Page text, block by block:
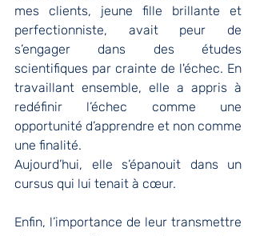
mes clients, jeune fille brillante et
perfectionniste, avait peur de
s’engager dans des études
scientifiques par crainte de l'échec. En
travaillant ensemble, elle a appris à
redéfinir l’échec comme une
opportunité d’apprendre et non comme
une finalité.
Aujourd’hui, elle s’épanouit dans un
cursus qui lui tenait à cœur.
Enfin, l’importance de leur transmettre